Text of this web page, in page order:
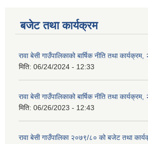
बजेट तथा कार्यक्रम
रावा बेसी गाउँपालिकाको बार्षिक नीति तथा
मिति: 06/24/2024 - 12:33
रावा बेसी गाउँपालिकाको बार्षिक नीति तथा
मिति: 06/26/2023 - 12:43
रावा बेसी गाउँपालिका २०७९/८० को बजेट तथा